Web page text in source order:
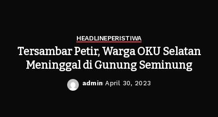
HEADLINEPERISTIWA
Tersambar Petir, Warga OKU Selatan
Meninggal di Gunung Seminung
Posted
admin April 30, 2023